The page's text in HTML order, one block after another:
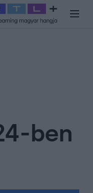
vagyok, ments ki innen
ben